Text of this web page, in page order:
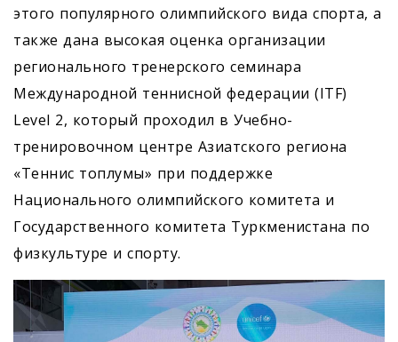
этого популярного олимпийского вида спорта, а
также дана высокая оценка организации
регионального тренерского семинара
Международной теннисной федерации (ITF)
Level 2, который проходил в Учебно-
тренировочном центре Азиатского региона
«Теннис топлумы» при поддержке
Национального олимпийского комитета и
Государственного комитета Туркменистана по
физкультуре и спорту.